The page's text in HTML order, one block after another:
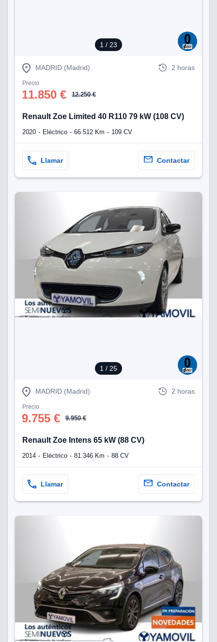
1 / 23
MADRID (Madrid) 2 horas
Precio
11.850 € 12.250 €
Renault Zoe Limited 40 R110 79 kW (108 CV)
2020 Eléctrico 66.512 Km 109 CV
Llamar Contactar
1 / 25
MADRID (Madrid) 2 horas
Precio
9.755 € 9.950 €
Renault Zoe Intens 65 kW (88 CV)
2014 Eléctrico 81.346 Km 88 CV
Llamar Contactar